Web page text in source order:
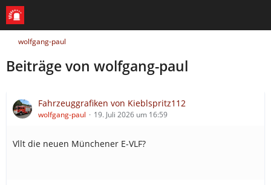
wolfgang-paul
Beiträge von wolfgang-paul
Fahrzeuggrafiken von Kieblspritz112
wolfgang-paul 19. Juli 2026 um 16:59
Vllt die neuen Münchener E-VLF?